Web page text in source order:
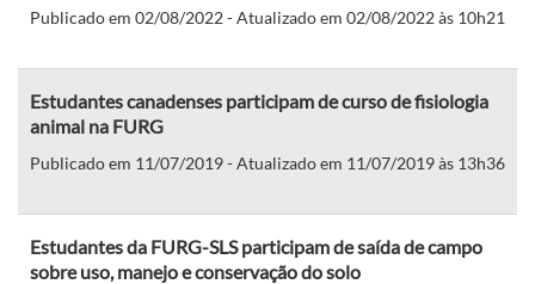
Publicado em 02/08/2022 - Atualizado em 02/08/2022 às 10h21
Estudantes canadenses participam de curso de fisiologia
animal na FURG
Publicado em 11/07/2019 - Atualizado em 11/07/2019 às 13h36
Estudantes da FURG-SLS participam de saída de campo
sobre uso, manejo e conservação do solo